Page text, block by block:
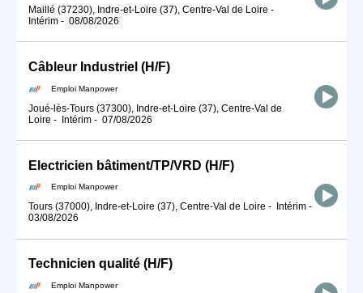
Maillé (37230), Indre-et-Loire (37), Centre-Val de Loire -
Intérim - 08/08/2026
Câbleur Industriel (H/F)
Emploi Manpower
Joué-lès-Tours (37300), Indre-et-Loire (37), Centre-Val de
Loire - Intérim - 07/08/2026
Electricien bâtiment/TP/VRD (H/F)
Emploi Manpower
Tours (37000), Indre-et-Loire (37), Centre-Val de Loire - Intérim -
03/08/2026
Technicien qualité (H/F)
Emploi Manpower